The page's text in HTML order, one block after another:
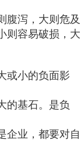
腹泻，大则危及
则容易破损，大
或小的负面影
的基石。是负
企业，都要对自